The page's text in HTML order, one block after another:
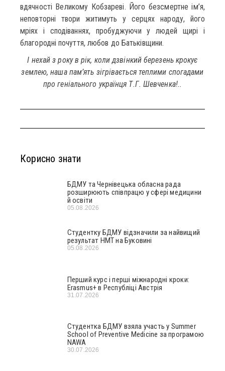
вдячності Великому Кобзареві. Його безсмертне ім’я,
неповторні твори житимуть у серцях народу, його
мріях і сподіваннях, пробуджуючи у людей щирі і
благородні почуття, любов до Батьківщини.
І нехай з року в рік, коли дзвінкий березень крокує
землею, наша пам’ять зігрівається теплими спогадами
про геніального українця Т.Г. Шевченка!..
Корисно знати
БДМУ та Чернівецька обласна рада
розширюють співпрацю у сфері медицини
й освіти
05.08.2026
Студентку БДМУ відзначили за найвищий
результат НМТ на Буковині
05.08.2026
Перший курс і перші міжнародні кроки:
Erasmus+ в Республіці Австрія
31.07.2026
Студентка БДМУ взяла участь у Summer
School of Preventive Medicine за програмою
NAWA
30.07.2026